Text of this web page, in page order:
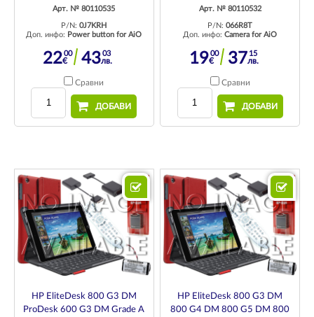
Арт. № 80110535
P/N:0J7KRH
Доп. инфо: Power button for AiO
2200
€ 4303
лв.
Сравни
ДОБАВИ
Арт. № 80110532
P/N:066R8T
Доп. инфо:Camera for AiO
1900
€ 3715
лв.
Сравни
ДОБАВИ
HP EliteDesk 800 G3 DM
ProDesk 600 G3 DM Grade A
HP EliteDesk 800 G3 DM
800 G4 DM 800 G5 DM 800